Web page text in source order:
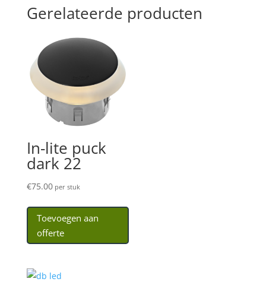
Gerelateerde producten
In-lite puck
dark 22
€75.00per stuk
Toevoegen aan
offerte